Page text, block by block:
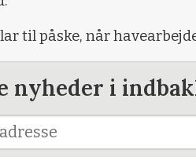
til påske, når
nyheder i